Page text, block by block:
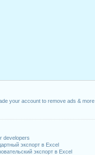
your account to remove ads & more
developers
экспорт в Excel
экспорт в Excel